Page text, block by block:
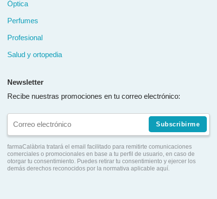
Óptica
Perfumes
Profesional
Salud y ortopedia
Newsletter
Recibe nuestras promociones en tu correo electrónico:
Subscribirme
farmaCalàbria tratará el email facilitado para remitirte comunicaciones
comerciales o promocionales en base a tu perfil de usuario, en caso de
otorgar tu consentimiento. Puedes retirar tu consentimiento y ejercer los
demás derechos reconocidos por la normativa aplicable aquí.